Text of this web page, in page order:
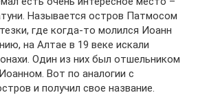
Называется остров Патмосом
где когда-то молился Иоанн
на Алтае в 19 веке искали
Один из них был отшельником
Вот по аналогии с
и получил свое название.